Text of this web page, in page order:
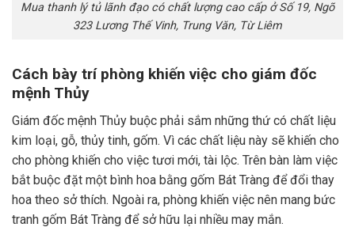
Mua thanh lý tủ lãnh đạo có chất lượng cao cấp ở Số 19, Ngõ
323 Lương Thế Vinh, Trung Văn, Từ Liêm
Cách bày trí phòng khiến việc cho giám đốc
mệnh Thủy
Giám đốc mệnh Thủy buộc phải sắm những thứ có chất liệu
kim loại, gỗ, thủy tinh, gốm. Vì các chất liệu này sẽ khiến cho
cho phòng khiến cho việc tươi mới, tài lộc. Trên bàn làm việc
bắt buộc đặt một bình hoa bằng gốm Bát Tràng để đổi thay
hoa theo sở thích. Ngoài ra, phòng khiến việc nên mang bức
tranh gốm Bát Tràng để sở hữu lại nhiều may mắn.